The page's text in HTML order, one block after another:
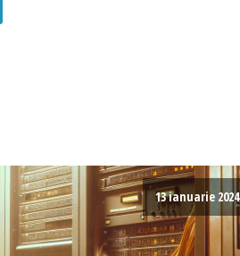
13 ianuarie 2024